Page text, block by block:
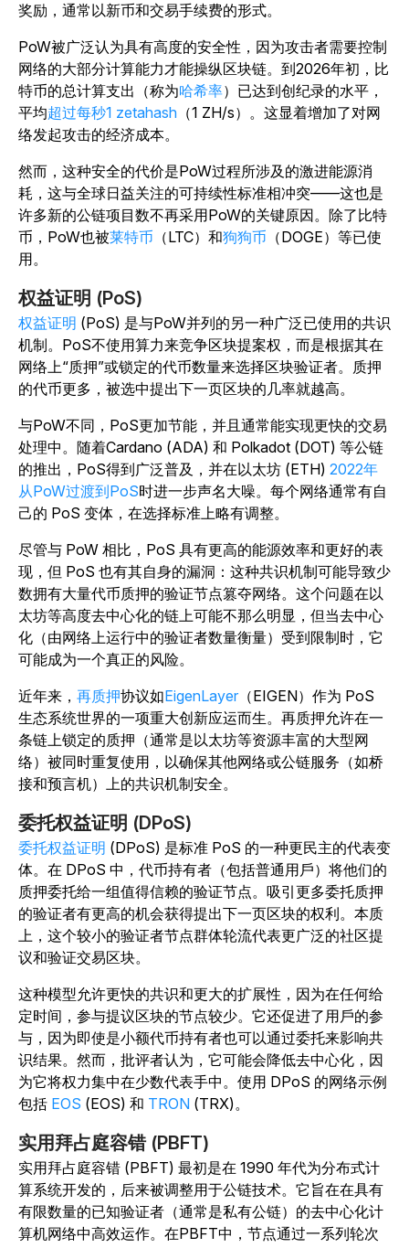
奖励，通常以新币和交易手续费的形式。
PoW被广泛认为具有高度的安全性，因为攻击者需要控制
网络的大部分计算能力才能操纵区块链。到2026年初，比
特币的总计算支出（称为哈希率）已达到创纪录的水平，
平均超过每秒1 zetahash （1 ZH/s）。这显着增加了对网
络发起攻击的经济成本。
然而，这种安全的代价是PoW过程所涉及的激进能源消
耗，这与全球日益关注的可持续性标准相冲突——这也是
许多新的公链项目数不再采用PoW的关键原因。除了比特
币，PoW也被莱特币 （LTC）和狗狗币 （DOGE）等已使
用。
权益证明 (PoS)
权益证明 (PoS) 是与PoW并列的另一种广泛已使用的共识
机制。PoS不使用算力来竞争区块提案权，而是根据其在
网络上“质押”或锁定的代币数量来选择区块验证者。质押
的代币更多，被选中提出下一页区块的几率就越高。
与PoW不同，PoS更加节能，并且通常能实现更快的交易
处理中。随着Cardano (ADA) 和 Polkadot (DOT) 等公链
的推出，PoS得到广泛普及，并在以太坊 (ETH) 2022年
从PoW过渡到PoS时进一步声名大噪。每个网络通常有自
己的 PoS 变体，在选择标准上略有调整。
尽管与 PoW 相比，PoS 具有更高的能源效率和更好的表
现，但 PoS 也有其自身的漏洞：这种共识机制可能导致少
数拥有大量代币质押的验证节点篡夺网络。这个问题在以
太坊等高度去中心化的链上可能不那么明显，但当去中心
化（由网络上运行中的验证者数量衡量）受到限制时，它
可能成为一个真正的风险。
近年来， 再质押协议如EigenLayer （EIGEN）作为 PoS
生态系统世界的一项重大创新应运而生。再质押允许在一
条链上锁定的质押（通常是以太坊等资源丰富的大型网
络）被同时重复使用，以确保其他网络或公链服务（如桥
接和预言机）上的共识机制安全。
委托权益证明 (DPoS)
委托权益证明 (DPoS) 是标准 PoS 的一种更民主的代表变
体。在 DPoS 中，代币持有者（包括普通用戶）将他们的
质押委托给一组值得信赖的验证节点。吸引更多委托质押
的验证者有更高的机会获得提出下一页区块的权利。本质
上，这个较小的验证者节点群体轮流代表更广泛的社区提
议和验证交易区块。
这种模型允许更快的共识和更大的扩展性，因为在任何给
定时间，参与提议区块的节点较少。它还促进了用戶的参
与，因为即使是小额代币持有者也可以通过委托来影响共
识结果。然而，批评者认为，它可能会降低去中心化，因
为它将权力集中在少数代表手中。使用 DPoS 的网络示例
包括 EOS (EOS) 和 TRON (TRX)。
实用拜占庭容错 (PBFT)
实用拜占庭容错 (PBFT) 最初是在 1990 年代为分布式计
算系统开发的，后来被调整用于公链技术。它旨在在具有
有限数量的已知验证者（通常是私有公链）的去中心化计
算机网络中高效运作。在PBFT中，节点通过一系列轮次